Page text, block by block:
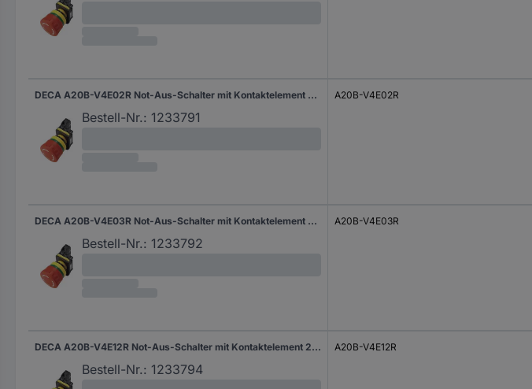
DECA A20B-V4E02R Not-Aus-Schalter mit Kontaktelement 240 V/AC 6 A 2 Öffner IP65 1 St.
Bestell-Nr.: 1233791
A20B-V4E02R
DECA A20B-V4E03R Not-Aus-Schalter mit Kontaktelement 240 V/AC 6 A 3 Öffner IP65 1 St.
Bestell-Nr.: 1233792
A20B-V4E03R
DECA A20B-V4E12R Not-Aus-Schalter mit Kontaktelement 240 V/AC 6 A 1 Schließer, 2 Öffner IP65 1 St.
Bestell-Nr.: 1233794
A20B-V4E12R